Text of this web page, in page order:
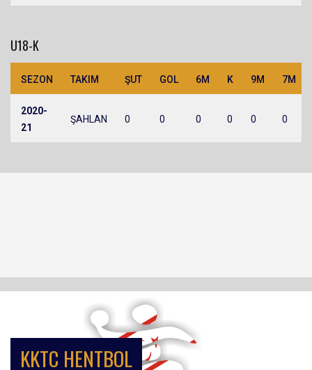
U18-K
SEZON TAKIM ŞUT GOL 6M K 9M 7M
2020-
21
ŞAHLAN 0 0 0 0 0 0
KKTC HENTBOL